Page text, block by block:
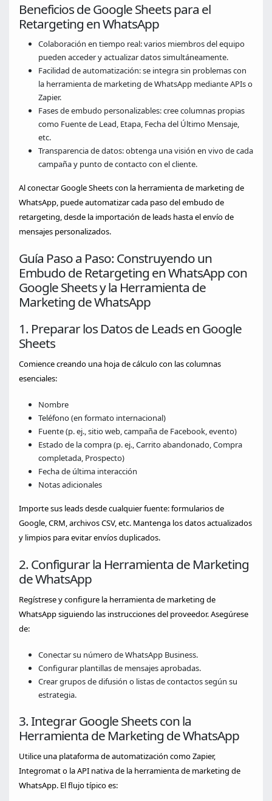
Beneficios de Google Sheets para el
Retargeting en WhatsApp
Colaboración en tiempo real: varios miembros del equipo
pueden acceder y actualizar datos simultáneamente.
Facilidad de automatización: se integra sin problemas con
la herramienta de marketing de WhatsApp mediante APIs o
Zapier.
Fases de embudo personalizables: cree columnas propias
como Fuente de Lead, Etapa, Fecha del Último Mensaje,
etc.
Transparencia de datos: obtenga una visión en vivo de cada
campaña y punto de contacto con el cliente.
Al conectar Google Sheets con la herramienta de marketing de
WhatsApp, puede automatizar cada paso del embudo de
retargeting, desde la importación de leads hasta el envío de
mensajes personalizados.
Guía Paso a Paso: Construyendo un
Embudo de Retargeting en WhatsApp con
Google Sheets y la Herramienta de
Marketing de WhatsApp
1. Preparar los Datos de Leads en Google
Sheets
Comience creando una hoja de cálculo con las columnas
esenciales:
Nombre
Teléfono (en formato internacional)
Fuente (p. ej., sitio web, campaña de Facebook, evento)
Estado de la compra (p. ej., Carrito abandonado, Compra
completada, Prospecto)
Fecha de última interacción
Notas adicionales
Importe sus leads desde cualquier fuente: formularios de
Google, CRM, archivos CSV, etc. Mantenga los datos actualizados
y limpios para evitar envíos duplicados.
2. Configurar la Herramienta de Marketing
de WhatsApp
Regístrese y configure la herramienta de marketing de
WhatsApp siguiendo las instrucciones del proveedor. Asegúrese
de:
Conectar su número de WhatsApp Business.
Configurar plantillas de mensajes aprobadas.
Crear grupos de difusión o listas de contactos según su
estrategia.
3. Integrar Google Sheets con la
Herramienta de Marketing de WhatsApp
Utilice una plataforma de automatización como Zapier,
Integromat o la API nativa de la herramienta de marketing de
WhatsApp. El flujo típico es: